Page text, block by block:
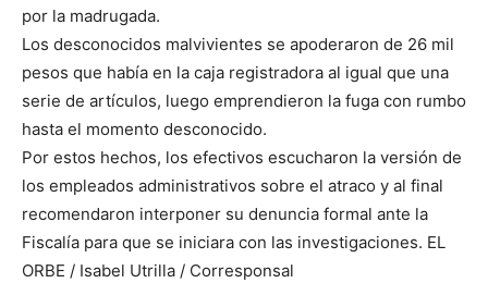
por la madrugada.
Los desconocidos malvivientes se apoderaron de 26 mil
pesos que había en la caja registradora al igual que una
serie de artículos, luego emprendieron la fuga con rumbo
hasta el momento desconocido.
Por estos hechos, los efectivos escucharon la versión de
los empleados administrativos sobre el atraco y al final
recomendaron interponer su denuncia formal ante la
Fiscalía para que se iniciara con las investigaciones. EL
ORBE / Isabel Utrilla / Corresponsal